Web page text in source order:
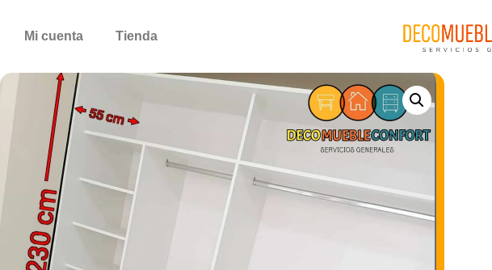
Mi cuenta Tienda